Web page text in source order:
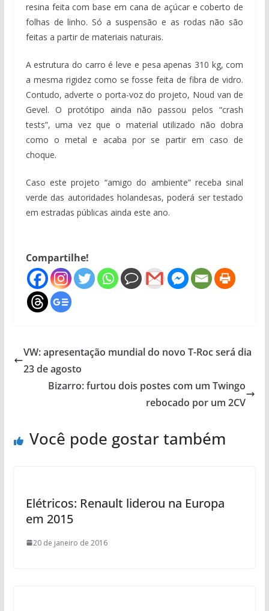
resina feita com base em cana de açúcar e coberto de
folhas de linho. Só a suspensão e as rodas não são
feitas a partir de materiais naturais.
A estrutura do carro é leve e pesa apenas 310 kg, com
a mesma rigidez como se fosse feita de fibra de vidro.
Contudo, adverte o porta-voz do projeto, Noud van de
Gevel. O protótipo ainda não passou pelos “crash
tests”, uma vez que o material utilizado não dobra
como o metal e acaba por se partir em caso de
choque.
Caso este projeto “amigo do ambiente” receba sinal
verde das autoridades holandesas, poderá ser testado
em estradas públicas ainda este ano.
Compartilhe!
VW: apresentação mundial do novo T-Roc será dia
23 de agosto
Bizarro: furtou dois postes com um Twingo
rebocado por um 2CV
Você pode gostar também
Elétricos: Renault liderou na Europa
em 2015
20 de janeiro de 2016